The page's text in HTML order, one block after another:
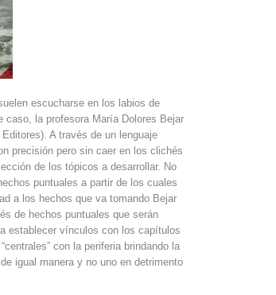
escucharse en los labios de
la profesora María Dolores Bejar
A través de un lenguaje
precisión pero sin caer en los clichés
de los tópicos a desarrollar. No
puntuales a partir de los cuales
a los hechos que va tomando Bejar
de hechos puntuales que serán
establecer vínculos con los capítulos
con la periferia brindando la
igual manera y no uno en detrimento